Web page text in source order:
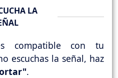
LA
compatible con tu
escuchas la señal, haz
.